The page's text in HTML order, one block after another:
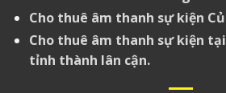
Cho thuê âm thanh sự kiện
Cho thuê âm thanh sự kiện tại
tỉnh thành lân cận.